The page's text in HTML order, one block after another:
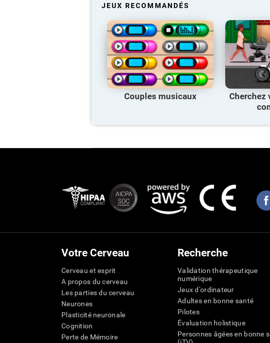
JEUX RECOMMANDÉS
Couples musicaux
Cherchez
Votre Cerveau
Cerveau et esprit
A propos du cerveau
Les parties du cerveau
Neurones
Plasticité neuronale
Cognition
Perte de Mémoire
Recherche
Validation thérapeutique
numérique
Jeux d'ordinateur
Adultes en bonne santé
Pilotes
Évaluation holistique
Personnes âgées en bonne